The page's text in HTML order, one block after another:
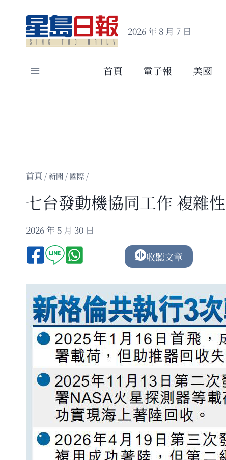
content
2026 年 8 月 7 日
首頁 電子報 美國
/新聞 / 國際 /
七台發動機協同工作 複雜
2026 年 5 月 30 日
收聽文章